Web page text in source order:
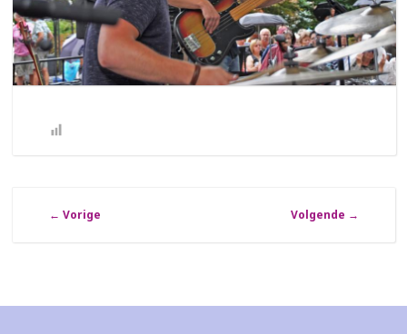
← Vorige Volgende →